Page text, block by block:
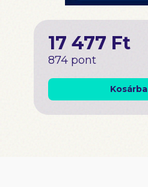
17 477 Ft
874 pont
Kosárba